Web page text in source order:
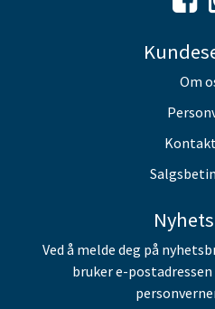
Om
Ved å melde deg på
bruker e-